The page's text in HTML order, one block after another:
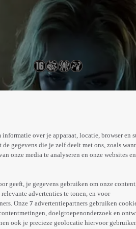
volkomen onschuldig,
dat deze angsten
op Videoland
over je apparaat, locatie, browser en
gegevens die je zelf deelt met ons, zoals
onze media te analyseren en onze websites
geeft, je gegevens gebruiken om onze content,
advertenties te tonen, en voor
Onze 7 advertentiepartners gebruiken
doelgroepenonderzoek en
ook je precieze geolocatie hiervoor